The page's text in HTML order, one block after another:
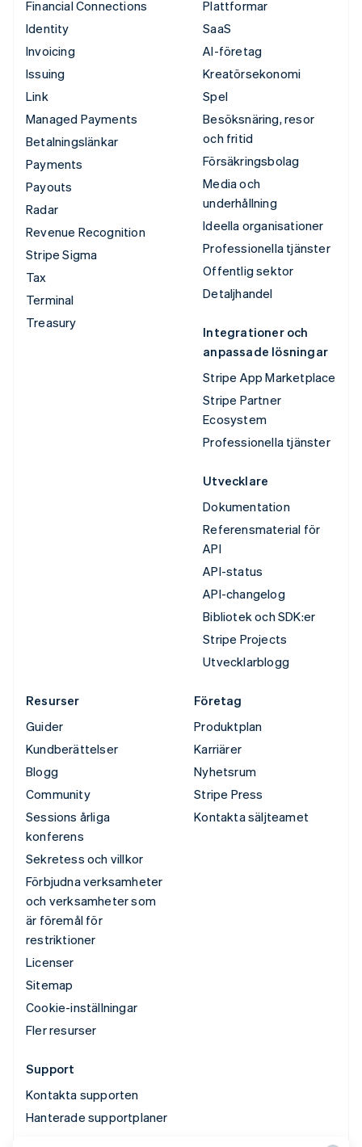
Financial Connections
Identity
Invoicing
Issuing
Link
Managed Payments
Betalningslänkar
Payments
Payouts
Radar
Revenue Recognition
Stripe Sigma
Tax
Terminal
Treasury
Plattformar
SaaS
AI-företag
Kreatörsekonomi
Spel
Besöksnäring, resor
och fritid
Försäkringsbolag
Media och
underhållning
Ideella organisationer
Professionella tjänster
Offentlig sektor
Detaljhandel
Integrationer och
anpassade lösningar
Stripe App Marketplace
Stripe Partner
Ecosystem
Professionella tjänster
Utvecklare
Dokumentation
Referensmaterial för
API
API-status
API-changelog
Bibliotek och SDK:er
Stripe Projects
Utvecklarblogg
Resurser
Guider
Kundberättelser
Blogg
Community
Sessions årliga
konferens
Sekretess och villkor
Förbjudna verksamheter
och verksamheter som
är föremål för
restriktioner
Licenser
Sitemap
Cookie-inställningar
Fler resurser
Företag
Produktplan
Karriärer
Nyhetsrum
Stripe Press
Kontakta säljteamet
Support
Kontakta supporten
Hanterade supportplaner